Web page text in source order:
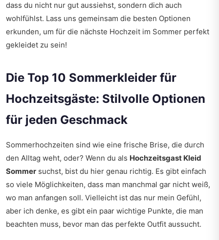
dass du nicht nur gut aussiehst, sondern dich auch
wohlfühlst. Lass uns gemeinsam die besten Optionen
erkunden, um für die nächste Hochzeit im Sommer perfekt
gekleidet zu sein!
Die Top 10 Sommerkleider für
Hochzeitsgäste: Stilvolle Optionen
für jeden Geschmack
Sommerhochzeiten sind wie eine frische Brise, die durch
den Alltag weht, oder? Wenn du als Hochzeitsgast Kleid
Sommer suchst, bist du hier genau richtig. Es gibt einfach
so viele Möglichkeiten, dass man manchmal gar nicht weiß,
wo man anfangen soll. Vielleicht ist das nur mein Gefühl,
aber ich denke, es gibt ein paar wichtige Punkte, die man
beachten muss, bevor man das perfekte Outfit aussucht.